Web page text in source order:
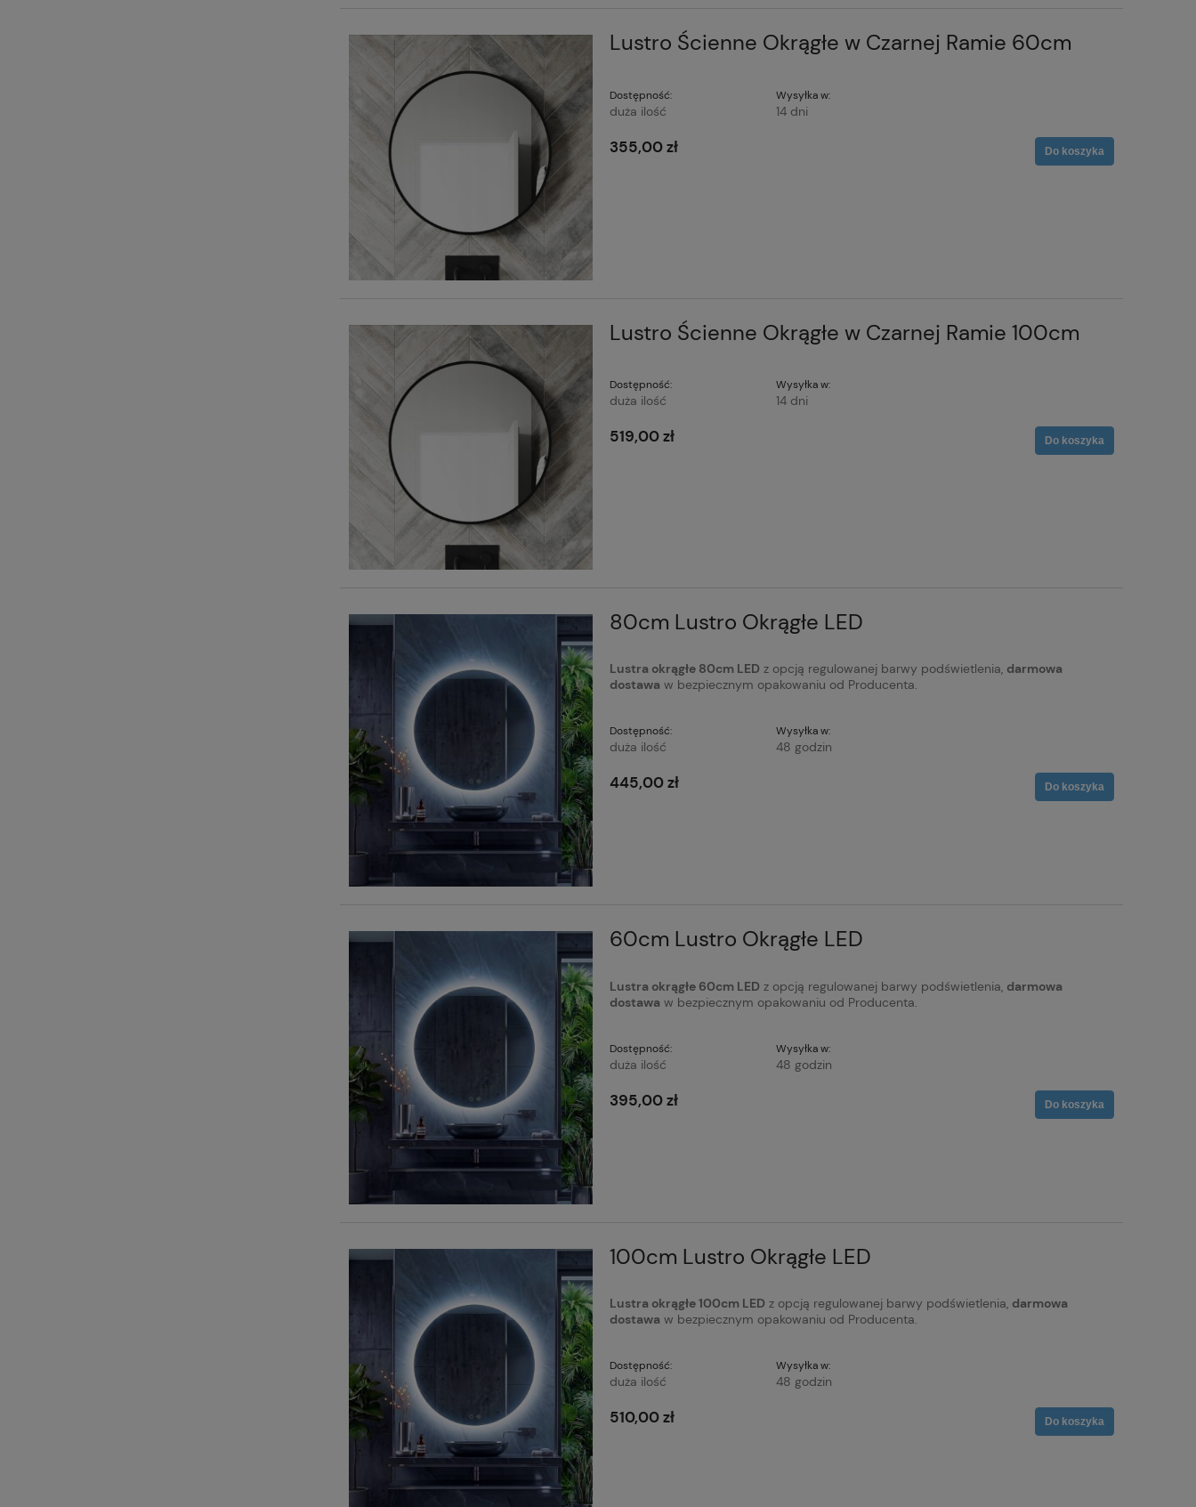
Lustro Ścienne Okrągłe w Czarnej Ramie 60cm
Dostępność:
duża ilość
Wysyłka w:
14 dni
355,00 zł Do koszyka
Lustro Ścienne Okrągłe w Czarnej Ramie 100cm
Dostępność:
duża ilość
Wysyłka w:
14 dni
519,00 zł Do koszyka
80cm Lustro Okrągłe LED
Lustra okrągłe 80cm LED z opcją regulowanej barwy podświetlenia, darmowa
dostawa w bezpiecznym opakowaniu od Producenta.
Dostępność:
duża ilość
Wysyłka w:
48 godzin
445,00 zł Do koszyka
60cm Lustro Okrągłe LED
Lustra okrągłe 60cm LED z opcją regulowanej barwy podświetlenia, darmowa
dostawa w bezpiecznym opakowaniu od Producenta.
Dostępność:
duża ilość
Wysyłka w:
48 godzin
395,00 zł Do koszyka
100cm Lustro Okrągłe LED
Lustra okrągłe 100cm LED z opcją regulowanej barwy podświetlenia, darmowa
dostawa w bezpiecznym opakowaniu od Producenta.
Dostępność:
duża ilość
Wysyłka w:
48 godzin
510,00 zł Do koszyka